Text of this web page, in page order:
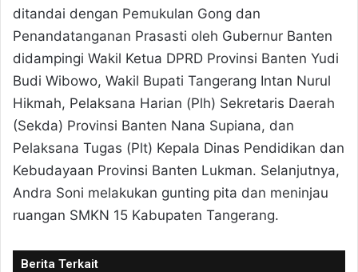
ditandai dengan Pemukulan Gong dan
Penandatanganan Prasasti oleh Gubernur Banten
didampingi Wakil Ketua DPRD Provinsi Banten Yudi
Budi Wibowo, Wakil Bupati Tangerang Intan Nurul
Hikmah, Pelaksana Harian (Plh) Sekretaris Daerah
(Sekda) Provinsi Banten Nana Supiana, dan
Pelaksana Tugas (Plt) Kepala Dinas Pendidikan dan
Kebudayaan Provinsi Banten Lukman. Selanjutnya,
Andra Soni melakukan gunting pita dan meninjau
ruangan SMKN 15 Kabupaten Tangerang.
Berita Terkait